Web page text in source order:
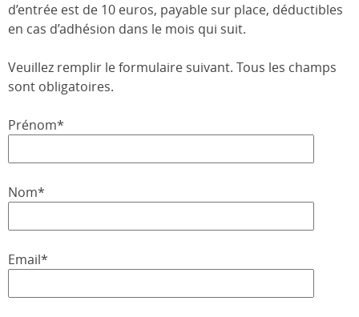
d’entrée est de 10 euros, payable sur place, déductibles
en cas d’adhésion dans le mois qui suit.
Veuillez remplir le formulaire suivant. Tous les champs
sont obligatoires.
Prénom*
Nom*
Email*